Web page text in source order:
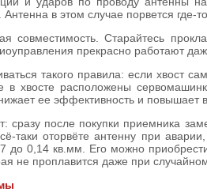
в этом случае порвется где-
совместимость. Старайтесь
прекрасно работают
такого правила: если хвост
в хвосте расположены
ее эффективность и повышает
сразу после покупки приемника
таки оторвёте антенну при
до 0,14 кв.мм. Его можно
не проплавится даже при